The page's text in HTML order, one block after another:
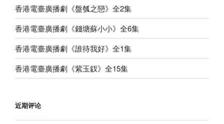
香港電臺廣播劇《盤瓠之戀》全2集
香港電臺廣播劇《錢塘蘇小小》全6集
香港電臺廣播劇《誰待我好》全1集
香港電臺廣播劇《紫玉釵》全15集
近期评论